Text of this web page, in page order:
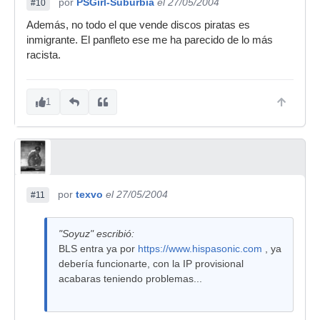
#10
Además, no todo el que vende discos piratas es
inmigrante. El panfleto ese me ha parecido de lo más
racista.
1
#11 por texvo el 27/05/2004
"Soyuz" escribió:
BLS entra ya por https://www.hispasonic.com , ya
debería funcionarte, con la IP provisional
acabaras teniendo problemas...